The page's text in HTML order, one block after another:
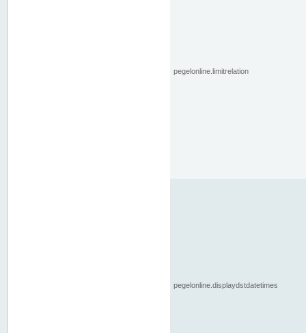
pegelonline.limitrelation
pegelonline.displaydstdatetimes